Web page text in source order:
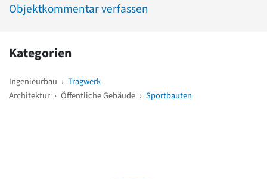
Objektkommentar verfassen
Kategorien
Ingenieurbau › Tragwerk
Architektur › Öffentliche Gebäude › Sportbauten